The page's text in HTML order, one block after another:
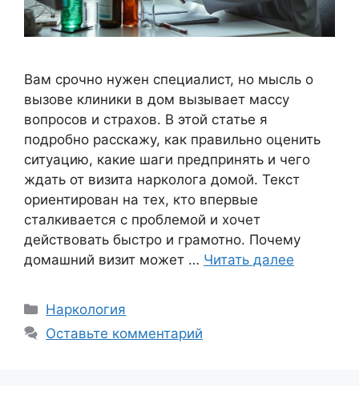
Вам срочно нужен специалист, но мысль о
вызове клиники в дом вызывает массу
вопросов и страхов. В этой статье я
подробно расскажу, как правильно оценить
ситуацию, какие шаги предпринять и чего
ждать от визита нарколога домой. Текст
ориентирован на тех, кто впервые
сталкивается с проблемой и хочет
действовать быстро и грамотно. Почему
домашний визит может … Читать далее
Рубрики
Наркология
Оставьте комментарий